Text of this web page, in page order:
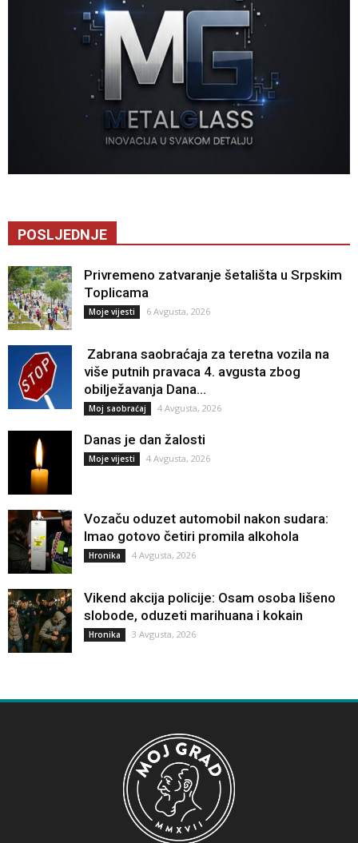
POSLJEDNJE
Privremeno zatvaranje šetališta u Srpskim
Toplicama
Moje vijesti 6 Avgusta, 2026
Zabrana saobraćaja za teretna vozila na
više putnih pravaca 4. avgusta zbog
obilježavanja Dana...
Moj saobraćaj 4 Avgusta, 2026
Danas je dan žalosti
Moje vijesti 4 Avgusta, 2026
Vozaču oduzet automobil nakon sudara:
Imao gotovo četiri promila alkohola
Hronika 4 Avgusta, 2026
Vikend akcija policije: Osam osoba lišeno
slobode, oduzeti marihuana i kokain
Hronika 3 Avgusta, 2026